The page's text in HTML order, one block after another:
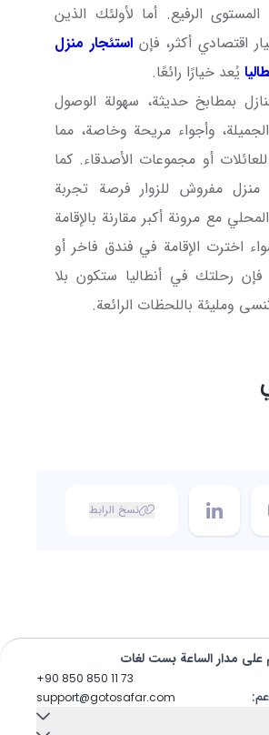
الرفيع. أما لأولئك الذين
اقتصادي أكثر، فإن استئجار منزل
يُعد خيارًا رائعًا.
بمطابخ حديثة، سهولة الوصول
وأجواء مريحة وخاصة، مما
أو مجموعات الأصدقاء. كما
منزل مفروش للزوار فرصة تجربة
مع مرونة أكبر مقارنة بالإقامة
اخترت الإقامة في فندق فاخر أو
رحلتك في أنطاليا ستكون بلا
ومليئة باللحظات الرائعة.
نسخ الرابط
على مدار الساعة بست لغات
+90 850 850 11 73
:
support@gotosafar.com